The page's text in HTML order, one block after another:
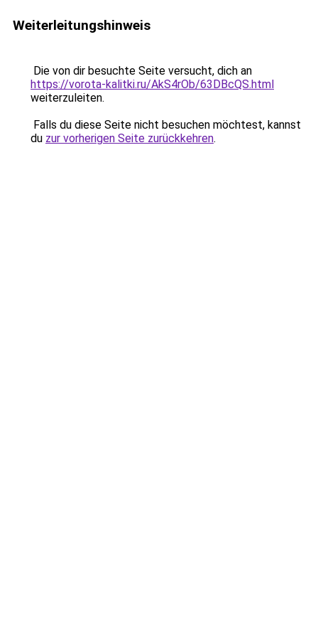
Weiterleitungshinweis
Die von dir besuchte Seite versucht, dich an
https://vorota-kalitki.ru/AkS4rOb/63DBcQS.html
weiterzuleiten.
Falls du diese Seite nicht besuchen möchtest, kannst
du zur vorherigen Seite zurückkehren.